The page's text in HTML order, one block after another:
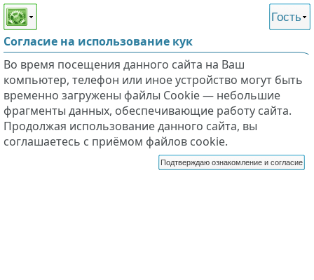
Этот сайт поддерживает
слабовидящих
Гость
Согласие на использование кук
Во время посещения данного сайта на Ваш
компьютер, телефон или иное устройство могут быть
временно загружены файлы Cookie — небольшие
фрагменты данных, обеспечивающие работу сайта.
Продолжая использование данного сайта, вы
соглашаетесь с приёмом файлов cookie.
Подтверждаю ознакомление и согласие